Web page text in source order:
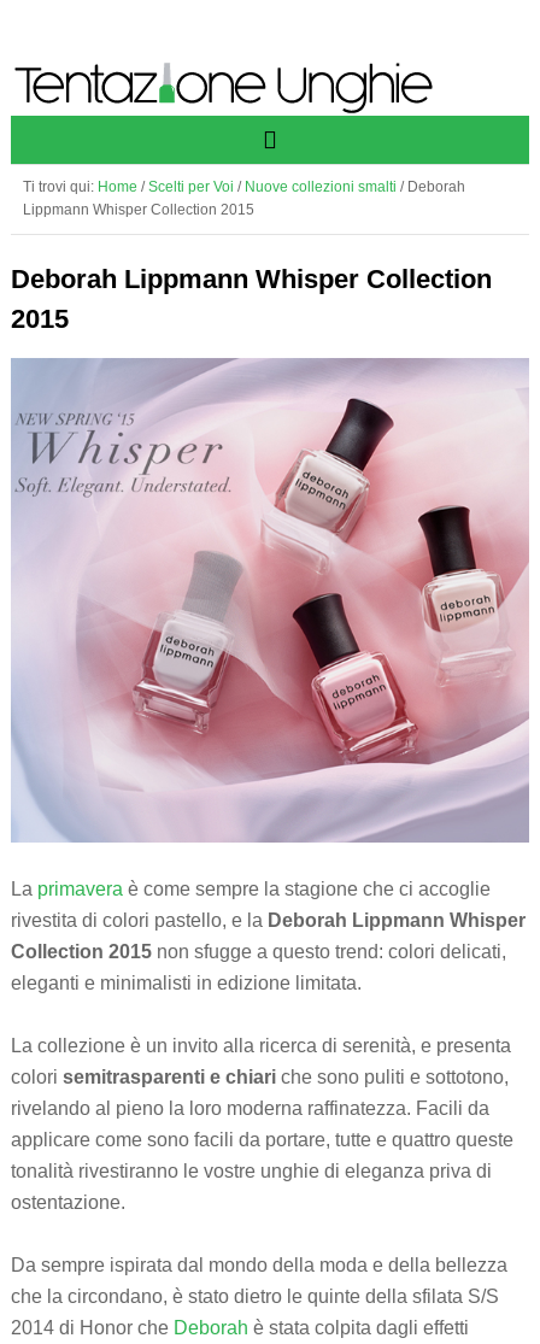
Ti trovi qui: Home / Scelti per Voi / Nuove collezioni smalti /Deborah
Lippmann Whisper Collection 2015
Deborah Lippmann Whisper Collection
2015
La primavera è come sempre la stagione che ci accoglie
rivestita di colori pastello, e la Deborah Lippmann Whisper
Collection 2015non sfugge a questo trend: colori delicati,
eleganti e minimalisti in edizione limitata.
La collezione è un invito alla ricerca di serenità, e presenta
colori semitrasparenti e chiariche sono puliti e sottotono,
rivelando al pieno la loro moderna raffinatezza. Facili da
applicare come sono facili da portare, tutte e quattro queste
tonalità rivestiranno le vostre unghie di eleganza priva di
ostentazione.
Da sempre ispirata dal mondo della moda e della bellezza
che la circondano, è stato dietro le quinte della sfilata S/S
2014 di Honor che Deborah è stata colpita dagli effetti